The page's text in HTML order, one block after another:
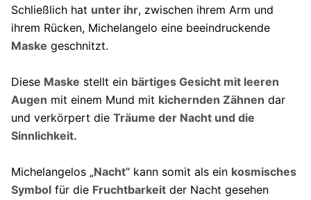
Schließlich hat unter ihr, zwischen ihrem Arm und
ihrem Rücken, Michelangelo eine beeindruckende
Maske geschnitzt.
Diese Maske stellt ein bärtiges Gesicht mit leeren
Augen mit einem Mund mit kichernden Zähnen dar
und verkörpert die Träume der Nacht und die
Sinnlichkeit.
Michelangelos „Nacht“ kann somit als ein kosmisches
Symbolfür die Fruchtbarkeitder Nacht gesehen